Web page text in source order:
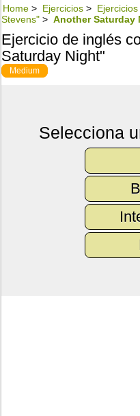
Home > Ejercicios >
Stevens" > Another Saturday
Ejercicio de inglés
Saturday Night"
Medium
Selecciona